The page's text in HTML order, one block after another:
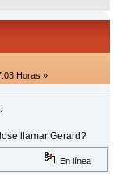
Horas »
llamar Gerard?
En línea